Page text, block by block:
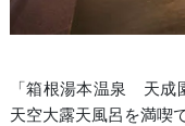
「箱根湯本温泉 天成
天空大露天風呂を満喫